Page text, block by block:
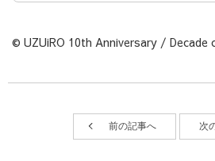
© UZUiRO 10th Anniversary / Decade
前の記事へ 次